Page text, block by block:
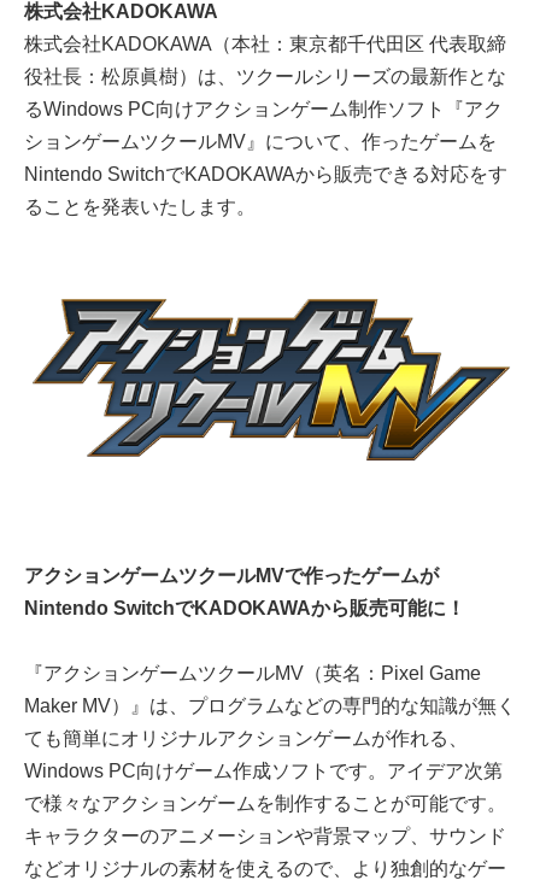
株式会社KADOKAWA
株式会社KADOKAWA（本社：東京都千代田区 代表取締
役社長：松原眞樹）は、ツクールシリーズの最新作とな
るWindows PC向けアクションゲーム制作ソフト『アク
ションゲームツクールMV』について、作ったゲームを
Nintendo SwitchでKADOKAWAから販売できる対応をす
ることを発表いたします。
アクションゲームツクールMVで作ったゲームが
Nintendo SwitchでKADOKAWAから販売可能に！
『アクションゲームツクールMV（英名：Pixel Game
Maker MV）』は、プログラムなどの専門的な知識が無く
ても簡単にオリジナルアクションゲームが作れる、
Windows PC向けゲーム作成ソフトです。アイデア次第
で様々なアクションゲームを制作することが可能です。
キャラクターのアニメーションや背景マップ、サウンド
などオリジナルの素材を使えるので、より独創的なゲー